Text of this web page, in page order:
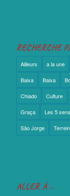
RECHERCHE
Ailleurs a la une
Baixa Baixa
Chiado Culture
Graça Les 5 sens
São Jorge
ALLER À …